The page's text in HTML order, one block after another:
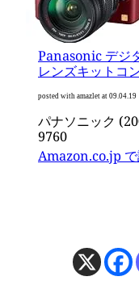
Panasonic デジ
レンズキットコ
posted with amazlet at 09.04.19
パナソニック
9760
Amazon.co.jp で